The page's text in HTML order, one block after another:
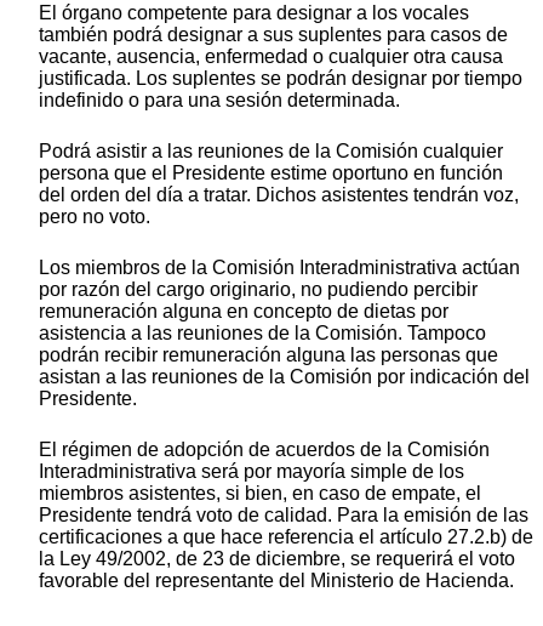
El órgano competente para designar a los vocales
también podrá designar a sus suplentes para casos de
vacante, ausencia, enfermedad o cualquier otra causa
justificada. Los suplentes se podrán designar por tiempo
indefinido o para una sesión determinada.
Podrá asistir a las reuniones de la Comisión cualquier
persona que el Presidente estime oportuno en función
del orden del día a tratar. Dichos asistentes tendrán voz,
pero no voto.
Los miembros de la Comisión Interadministrativa actúan
por razón del cargo originario, no pudiendo percibir
remuneración alguna en concepto de dietas por
asistencia a las reuniones de la Comisión. Tampoco
podrán recibir remuneración alguna las personas que
asistan a las reuniones de la Comisión por indicación del
Presidente.
El régimen de adopción de acuerdos de la Comisión
Interadministrativa será por mayoría simple de los
miembros asistentes, si bien, en caso de empate, el
Presidente tendrá voto de calidad. Para la emisión de las
certificaciones a que hace referencia el artículo 27.2.b) de
la Ley 49/2002, de 23 de diciembre, se requerirá el voto
favorable del representante del Ministerio de Hacienda.